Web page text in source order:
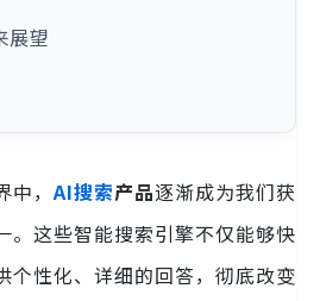
展望
中，AI搜索产品逐渐成为我们获
。这些智能搜索引擎不仅能够快
个性化、详细的回答，彻底改变